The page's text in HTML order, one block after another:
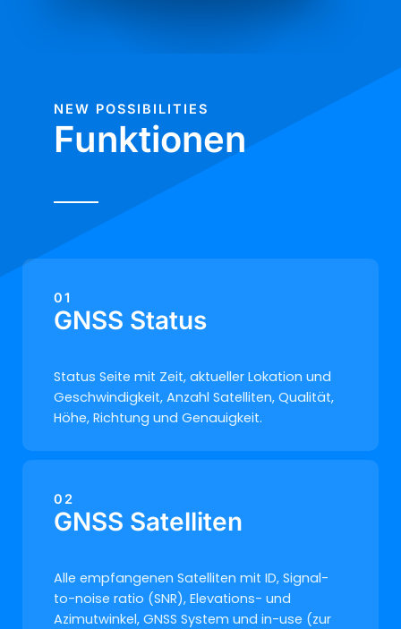
NEW POSSIBILITIES
Funktionen
01
GNSS Status
Status Seite mit Zeit, aktueller Lokation und
Geschwindigkeit, Anzahl Satelliten, Qualität,
Höhe, Richtung und Genauigkeit.
02
GNSS Satelliten
Alle empfangenen Satelliten mit ID, Signal-
to-noise ratio (SNR), Elevations- und
Azimutwinkel, GNSS System und in-use (zur